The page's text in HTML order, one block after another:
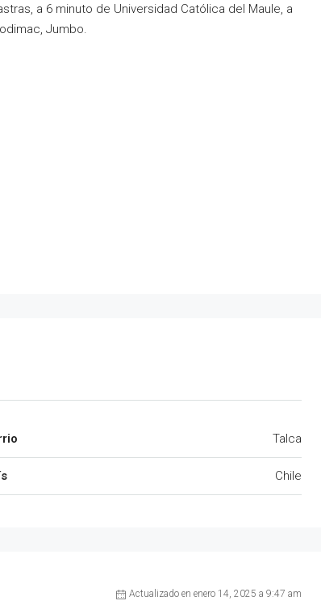
a 6 minuto de Universidad Católica del Maule, a
Jumbo.
Talca
Chile
Actualizado en enero 14, 2025 a 9:47 am